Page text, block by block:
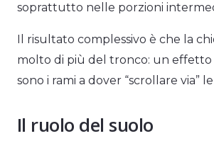
soprattutto nelle porzioni
Il risultato complessivo è che la
molto di più del tronco: un
sono i rami a dover “scrollare via”
Il ruolo del suolo